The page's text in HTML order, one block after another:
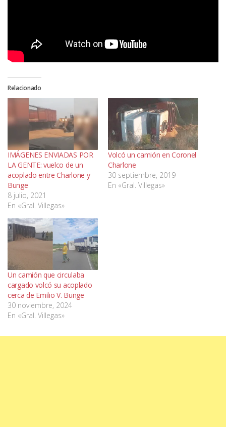
Relacionado
IMÁGENES ENVIADAS POR
LA GENTE: vuelco de un
acoplado entre Charlone y
Bunge
8 julio, 2021
En «Gral. Villegas»
Volcó un camión en Coronel
Charlone
30 septiembre, 2019
En «Gral. Villegas»
Un camión que circulaba
cargado volcó su acoplado
cerca de Emilio V. Bunge
30 noviembre, 2024
En «Gral. Villegas»